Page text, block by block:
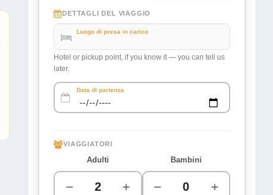
DETTAGLI DEL VIAGGIO
Luogo di presa in carico
Hotel or pickup point, if you know it — you can tell us
later.
Data di partenza
VIAGGIATORI
Adulti
− +
Bambini
− +